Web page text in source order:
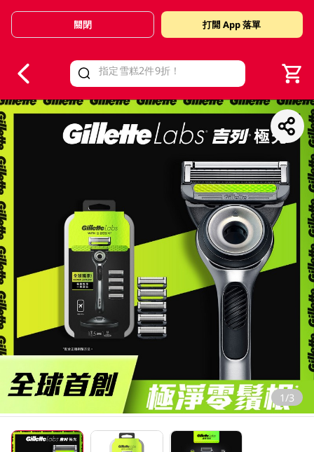
Valid Until 30 June 2026
關閉 打開 App 落單
1/3